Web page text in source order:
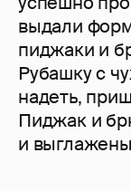
выдали
пиджаки и
Рубашку с
надеть,
Пиджак и
и